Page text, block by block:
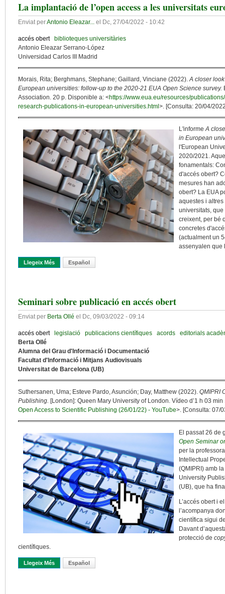
La implantació de l’open access a les universitats
Enviat perAntonio Eleazar... el Dc, 27/04/2022 - 10:42
accés obert
biblioteques universitàries
Antonio Eleazar Serrano-López
Universidad Carlos III Madrid
Morais, Rita; Berghmans, Stephane; Gaillard, Vinciane (2022).A closer
European universities: follow-up to the 2020-21 EUA Open Science survey.
Association. 20 p. Disponible a: <https://www.eua.eu/resources/
research-publications-in-european-universities.html >. [Consulta: 20/04/
L'informeA
in European
l'European
2020/2021.
fonamentals:
d'accés obert?
mesures han
obert? La EUA
aquestes i
universitats,
creixent, per bé
concretes
(actualment un
assenyalen que
Llegeix Més Sobre La Implantació De L’open Access A Les Universitats
Español
Seminari sobre publicació en accés obert
Enviat per Berta Ollé el Dc, 09/03/2022 - 09:14
accés obert legislació publicacions científiques acords
editorials
Berta Ollé
Alumna del Grau d'Informació i Documentació
Facultat d'Informació i Mitjans Audiovisuals
Universitat de Barcelona (UB)
Suthersanen, Uma; Esteve Pardo, Asunción; Day, Matthew (2022). QMIPRI
Publishing. [London]: Queen Mary University of London. Vídeo d’1 h 03
Open Access to Scientific Publishing (26/01/22) - YouTube>. [Consulta: 07/
El passat 26 de
Open Seminar
per la
Intellectual
(QMIPRI) amb
University
(UB), que ha
L’accés obert i
l’acompanya
científica sigui
Davant
protecció de
científiques.
Llegeix Més Sobre Seminari Sobre Publicació En Accés Obert
Español